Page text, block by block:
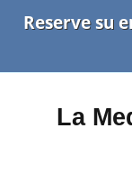
Reserve su
La